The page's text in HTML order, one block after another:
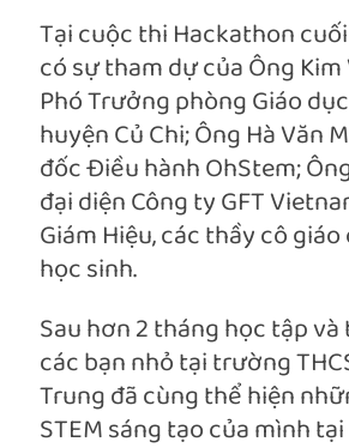
Tại cuộc thi Hackathon
có sự tham dự của Ông
Phó Trưởng phòng Giáo
huyện Củ Chi; Ông Hà Văn
đốc Điều hành OhStem;
đại diện Công ty GFT
Giám Hiệu, các thầy cô
học sinh.
Sau hơn 2 tháng học tập
các bạn nhỏ tại trường
Trung đã cùng thể hiện
STEM sáng tạo của mình